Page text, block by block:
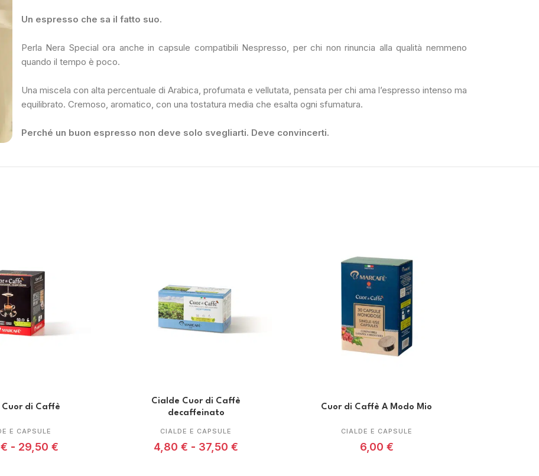
Un espresso che sa il fatto suo.
Perla Nera Special ora anche in capsule compatibili Nespresso, per chi non rinuncia alla qualità nemmeno
quando il tempo è poco.
Una miscela con alta percentuale di Arabica, profumata e vellutata, pensata per chi ama l’espresso intenso ma
equilibrato. Cremoso, aromatico, con una tostatura media che esalta ogni sfumatura.
Perché un buon espresso non deve solo svegliarti. Deve convincerti.
Cuor di Caffè
E CAPSULE
€ - 29,50 €
Cialde Cuor di Caffè
decaffeinato
CIALDE E CAPSULE
4,80€ - 37,50€
Cuor di Caffè A Modo Mio
CIALDE E CAPSULE
6,00 €